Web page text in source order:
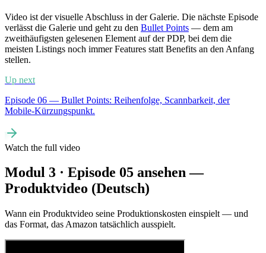
Video ist der visuelle Abschluss in der Galerie. Die nächste Episode
verlässt die Galerie und geht zu den Bullet Points — dem am
zweithäufigsten gelesenen Element auf der PDP, bei dem die
meisten Listings noch immer Features statt Benefits an den Anfang
stellen.
Up next
Episode 06 — Bullet Points: Reihenfolge, Scannbarkeit, der
Mobile-Kürzungspunkt.
Watch the full video
Modul 3 · Episode 05 ansehen —
Produktvideo (Deutsch)
Wann ein Produktvideo seine Produktionskosten einspielt — und
das Format, das Amazon tatsächlich ausspielt.